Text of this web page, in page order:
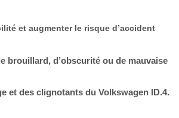
et augmenter le risque d’accident
brouillard, d’obscurité ou de mauvaise
et des clignotants du Volkswagen ID.4.